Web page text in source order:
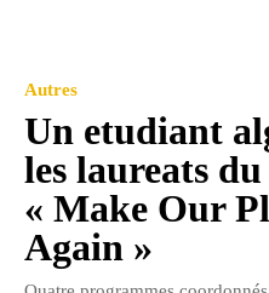
Autres
Un etudiant
les laureats
« Make Our
Again »